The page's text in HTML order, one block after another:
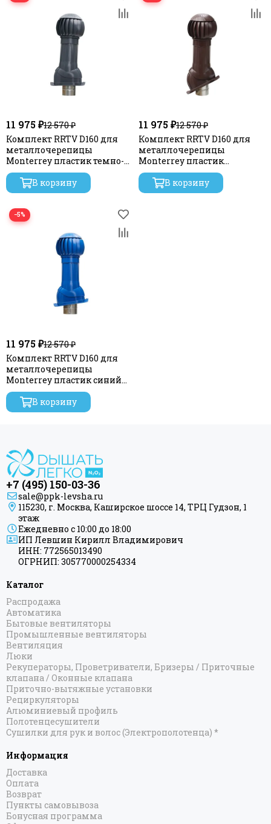
11 975 ₽12 570 ₽
Комплект RRTV D160 для
металлочерепицы
Monterrey пластик темно-
серый ERA
В корзину
11 975 ₽12 570 ₽
Комплект RRTV D160 для
металлочерепицы
Monterrey пластик
коричневый ERA
В корзину
−5%
11 975 ₽12 570 ₽
Комплект RRTV D160 для
металлочерепицы
Monterrey пластик синий
ERA
В корзину
+7 (495) 150-03-36
sale@ppk-levsha.ru
115230, г. Москва, Каширское шоссе 14, ТРЦ Гудзон, 1
этаж
Ежедневно с 10:00 до 18:00
ИП Левшин Кирилл Владимирович
ИНН: 772565013490
ОГРНИП: 305770000254334
Каталог
Распродажа
Автоматика
Бытовые вентиляторы
Промышленные вентиляторы
Вентиляция
Люки
Рекуператоры, Проветриватели, Бризеры / Приточные
клапана / Оконные клапана
Приточно-вытяжные установки
Рециркуляторы
Алюминиевый профиль
Полотенцесушители
Сушилки для рук и волос (Электрополотенца) *
Информация
Доставка
Оплата
Возврат
Пункты самовывоза
Бонусная программа